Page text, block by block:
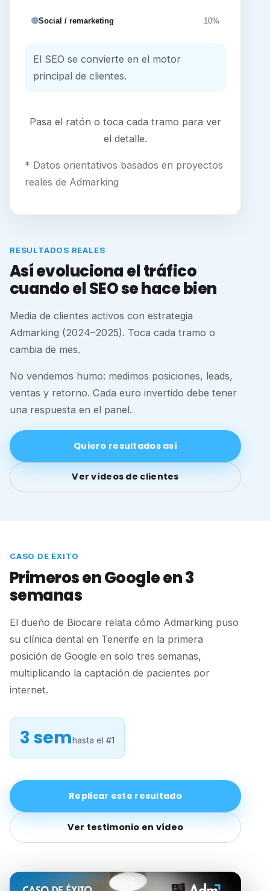
Social / remarketing 10%
El SEO se convierte en el motor
principal de clientes.
Pasa el ratón o toca cada tramo para ver
el detalle.
* Datos orientativos basados en proyectos
reales de Admarking
RESULTADOS REALES
Así evoluciona el tráfico
cuando el SEO se hace bien
Media de clientes activos con estrategia
Admarking (2024–2025). Toca cada tramo o
cambia de mes.
No vendemos humo: medimos posiciones, leads,
ventas y retorno. Cada euro invertido debe tener
una respuesta en el panel.
Quiero resultados así
Ver vídeos de clientes
CASO DE ÉXITO
Primeros en Google en 3
semanas
El dueño de Biocare relata cómo Admarking puso
su clínica dental en Tenerife en la primera
posición de Google en solo tres semanas,
multiplicando la captación de pacientes por
internet.
3 semhasta el #1
Replicar este resultado
Ver testimonio en vídeo